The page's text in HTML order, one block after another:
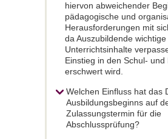
hiervon abweichender
pädagogische und
Herausforderungen mit
da Auszubildende wichtige
Unterrichtsinhalte
Einstieg in den Schul- und
erschwert wird.
Welchen Einfluss hat das
Ausbildungsbeginns auf
Zulassungstermin für die
Abschlussprüfung?